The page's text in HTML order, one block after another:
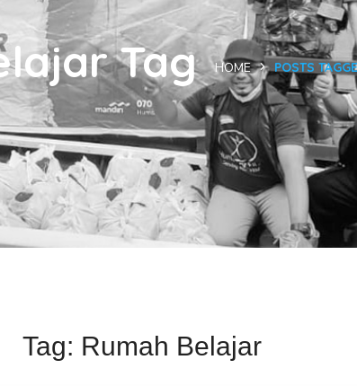
Tag HOME POSTS
Tag: Rumah Belajar